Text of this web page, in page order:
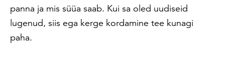
panna ja mis süüa saab. Kui sa oled uudiseid
lugenud, siis ega kerge kordamine tee kunagi
paha.